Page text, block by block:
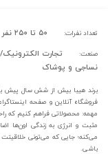
تعداد نفرات: ۵۰ تا ۲۵۰ نفر
صنعت:
تجارت
نساجی و پوشاک
برند هیبا بیش از شش سال پیش
فروشگاه آنلاین و صفحه
مهمه: محصولاتی فراهم کنیم که
مثبت و انرژی به زندگی اون‌ها
می‌کنه؛ جایی که می‌تونی
باشی.